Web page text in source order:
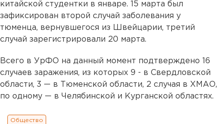
китайской студентки в январе. 15 марта был
зафиксирован второй случай заболевания у
тюменца, вернувшегося из Швейцарии, третий
случай зарегистрировали 20 марта.
Всего в УрФО на данный момент подтверждено 16
случаев заражения, из которых 9 - в Свердловской
области, 3 — в Тюменской области, 2 случая в ХМАО,
по одному — в Челябинской и Курганской областях.
Общество